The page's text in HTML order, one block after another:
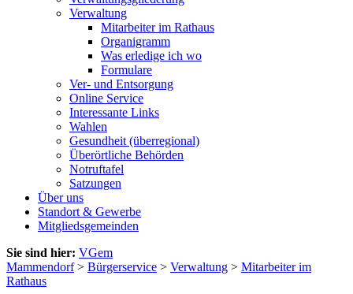
Verwaltung
Mitarbeiter im Rathaus
Organigramm
Was erledige ich wo
Formulare
Ver- und Entsorgung
Online Service
Interessante Links
Wahlen
Gesundheit (überregional)
Überörtliche Behörden
Notruftafel
Satzungen
Über uns
Standort & Gewerbe
Mitgliedsgemeinden
Sie sind hier: VGem
Mammendorf> Bürgerservice > Verwaltung > Mitarbeiter im
Rathaus